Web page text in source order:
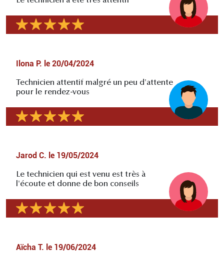
Ilona P. le 20/04/2024
Technicien attentif malgré un peu d'attente
pour le rendez-vous
Jarod C. le 19/05/2024
Le technicien qui est venu est très à
l'écoute et donne de bon conseils
Aïcha T. le 19/06/2024